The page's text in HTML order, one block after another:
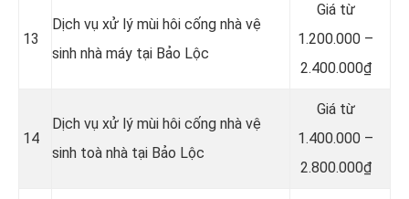
13
Dịch vụ xử lý mùi hôi cống nhà vệ
sinh nhà máy tại Bảo Lộc
Giá từ
1.200.000 –
2.400.000₫
14
Dịch vụ xử lý mùi hôi cống nhà vệ
sinh toà nhà tại Bảo Lộc
Giá từ
1.400.000 –
2.800.000₫